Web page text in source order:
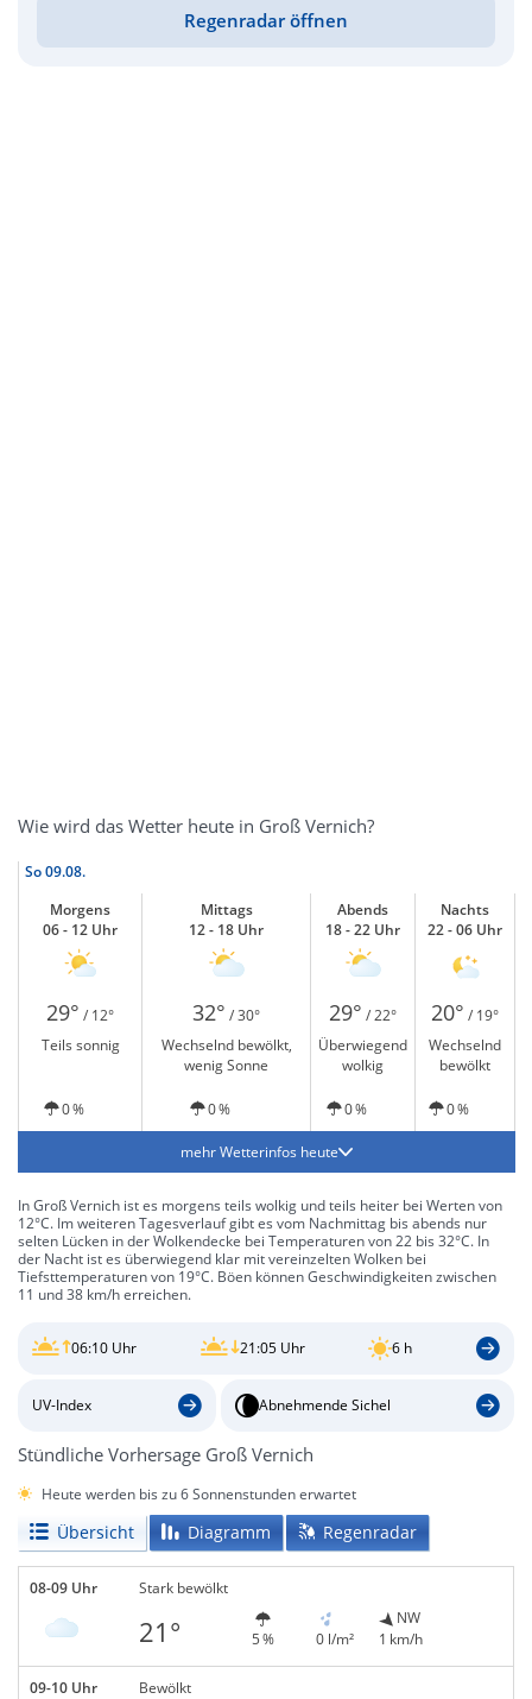
Regenradar öffnen
Wie wird das Wetter heute in Groß Vernich?
So09.08.
Morgens
06 - 12 Uhr
Mittags
12 - 18 Uhr
Abends
18 - 22 Uhr
Nachts
22 - 06 Uhr
29° / 12° 32° / 30° 29° / 22° 20° / 19°
Teils sonnig
Wechselnd bewölkt,
wenig Sonne
Überwiegend
wolkig
Wechselnd
bewölkt
0 % 0 % 0 % 0 %
mehr Wetterinfos heute
In Groß Vernich ist es morgens teils wolkig und teils heiter bei Werten von
12°C. Im weiteren Tagesverlauf gibt es vom Nachmittag bis abends nur
selten Lücken in der Wolkendecke bei Temperaturen von 22 bis 32°C. In
der Nacht ist es überwiegend klar mit vereinzelten Wolken bei
Tiefsttemperaturen von 19°C. Böen können Geschwindigkeiten zwischen
11 und 38 km/h erreichen.
06:10 Uhr 21:05 Uhr 6 h
UV-Index Abnehmende Sichel
Stündliche Vorhersage Groß Vernich
Heute werden bis zu 6 Sonnenstunden erwartet
Übersicht Diagramm Regenradar
08-09 Uhr Stark bewölkt
21° 5 % 0 l/m²
NW
1 km/h
09-10 Uhr Bewölkt